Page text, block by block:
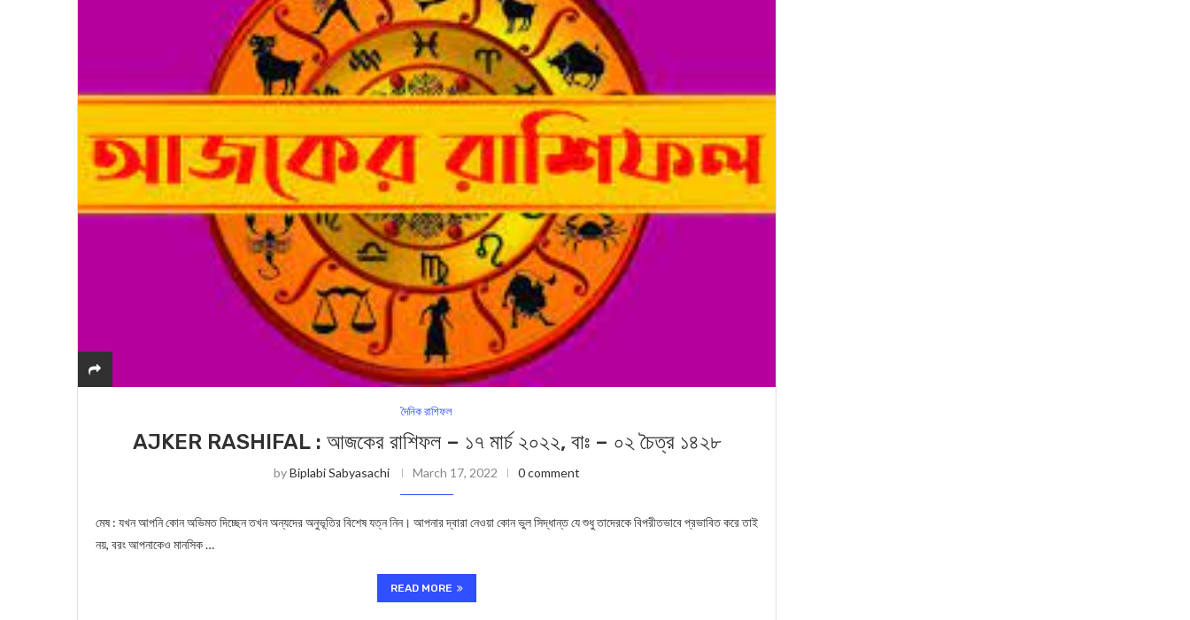
দৈনিক রাশিফল
AJKER RASHIFAL : আজকের রাশিফল – ১৭ মার্চ ২০২২, বাঃ – ০২ চৈত্র ১৪২৮
byBiplabi Sabyasachi March 17, 2022 0 comment
মেষ : যখন আপনি কোন অভিমত দিচ্ছেন তখন অন্যদের অনুভূতির বিশেষ যত্ন নিন। আপনার দ্বারা নেওয়া কোন ভুল সিদ্ধান্ত যে শুধু তাদেরকে বিপরীতভাবে প্রভাবিত করে তাই
নয়, বরং আপনাকেও মানসিক …
READ MORE